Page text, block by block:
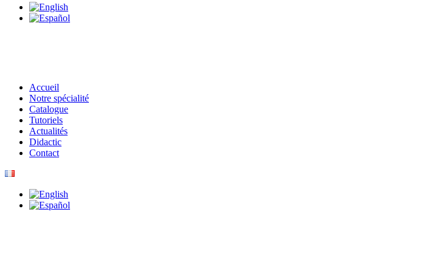
Accueil
Notre spécialité
Catalogue
Tutoriels
Actualités
Didactic
Contact